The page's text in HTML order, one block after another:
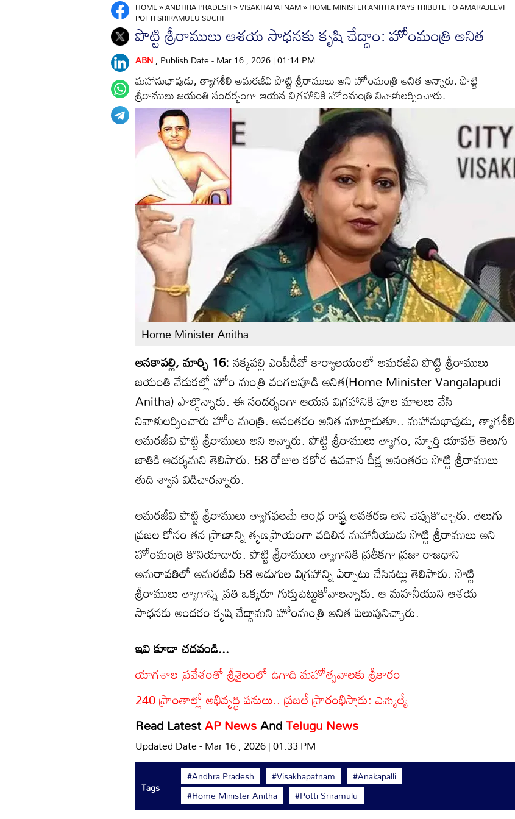
HOME»ANDHRA PRADESH»VISAKHAPATNAM»HOME MINISTER ANITHA PAYS TRIBUTE TO AMARAJEEVI
POTTI SRIRAMULU SUCHI
పొట్టి శ్రీరాములు ఆశయ సాధనకు కృషి చేద్దాం: హోంమంత్రి అనిత
ABN, Publish Date - Mar 16 , 2026 | 01:14 PM
మహానుభావుడు, త్యాగశీలి అమరజీవి పొట్టి శ్రీరాములు అని హోంమంత్రి అనిత అన్నారు. పొట్టి
శ్రీరాములు జయంతి సందర్భంగా ఆయన విగ్రహానికి హోంమంత్రి నివాళులర్పించారు.
Home Minister Anitha
అనకాపల్లి, మార్చి 16:నక్కపల్లి ఎంపీడీవో కార్యాలయంలో అమరజీవి పొట్టి శ్రీరాములు
జయంతి వేడుకల్లో హోం మంత్రి వంగలపూడి అనిత(Home Minister Vangalapudi
Anitha) పాల్గొన్నారు. ఈ సందర్భంగా ఆయన విగ్రహానికి పూల మాలలు వేసి
నివాళులర్పించారు హోం మంత్రి. అనంతరం అనిత మాట్లాడుతూ.. మహానుభావుడు, త్యాగశీలి
అమరజీవి పొట్టి శ్రీరాములు అని అన్నారు. పొట్టి శ్రీరాములు త్యాగం, స్ఫూర్తి యావత్ తెలుగు
జాతికి ఆదర్శమని తెలిపారు. 58 రోజుల కఠోర ఉపవాస దీక్ష అనంతరం పొట్టి శ్రీరాములు
తుది శ్వాస విడిచారన్నారు.
అమరజీవి పొట్టి శ్రీరాములు త్యాగఫలమే ఆంధ్ర రాష్ట్ర అవతరణ అని చెప్పుకొచ్చారు. తెలుగు
ప్రజల కోసం తన ప్రాణాన్ని తృణప్రాయంగా వదిలిన మహానీయుడు పొట్టి శ్రీరాములు అని
హోంమంత్రి కొనియాడారు. పొట్టి శ్రీరాములు త్యాగానికి ప్రతీకగా ప్రజా రాజధాని
అమరావతిలో అమరజీవి 58 అడుగుల విగ్రహాన్ని ఏర్పాటు చేసినట్లు తెలిపారు. పొట్టి
శ్రీరాములు త్యాగాన్ని ప్రతి ఒక్కరూ గుర్తుపెట్టుకోవాలన్నారు. ఆ మహనీయుని ఆశయ
సాధనకు అందరం కృషి చేద్దామని హోంమంత్రి అనిత పిలుపునిచ్చారు.
ఇవి కూడా చదవండి...
యాగశాల ప్రవేశంతో శ్రీశైలంలో ఉగాది మహోత్సవాలకు శ్రీకారం
240 ప్రాంతాల్లో అభివృద్ధి పనులు.. ప్రజలే ప్రారంభిస్తారు: ఎమ్మెల్యే
Read LatestAP NewsAndTelugu News
Updated Date - Mar 16 , 2026 | 01:33 PM
Tags
#Andhra Pradesh #Visakhapatnam
#Anakapalli
#Home Minister Anitha
#Potti Sriramulu